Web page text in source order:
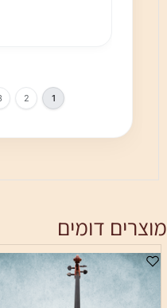
1
2
מוצרים דומים